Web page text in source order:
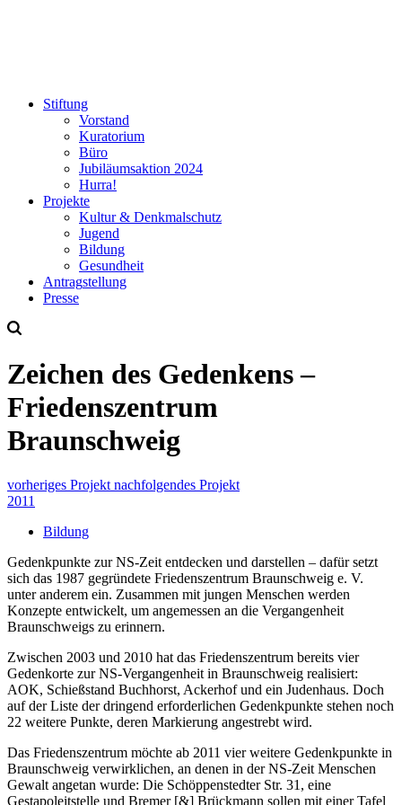
Stiftung
Vorstand
Kuratorium
Büro
Jubiläumsaktion 2024
Hurra!
Projekte
Kultur & Denkmalschutz
Jugend
Bildung
Gesundheit
Antragstellung
Presse
Zeichen des Gedenkens –
Friedenszentrum
Braunschweig
vorheriges Projekt nachfolgendes Projekt
2011
Bildung
Gedenkpunkte zurNS-Zeit entdecken und darstellen – dafür setzt
sich das 1987 gegründete Friedenszentrum Braunschweig e. V.
unter anderem ein. Zusammen mit jungen Menschen werden
Konzepte entwickelt, um angemessen an die Vergangenheit
Braunschweigs zu erinnern.
Zwischen 2003 und 2010 hat das Friedenszentrum bereits vier
Gedenkorte zurNS-Vergangenheit in Braunschweig realisiert:
AOK, Schießstand Buchhorst, Ackerhof und ein Judenhaus. Doch
auf der Liste der dringend erforderlichen Gedenkpunkte stehen noch
22 weitere Punkte, deren Markierung angestrebt wird.
Das Friedenszentrum möchte ab 2011 vier weitere Gedenkpunkte in
Braunschweig verwirklichen, an denen in derNS-Zeit Menschen
Gewalt angetan wurde: Die SchöppenstedterStr. 31, eine
Gestapoleitstelle und Bremer [&] Brückmann sollen mit einer Tafel